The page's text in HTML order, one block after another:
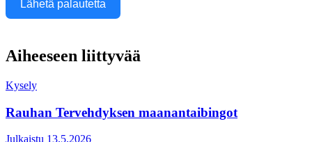
Lähetä palautetta
Aiheeseen liittyvää
Kysely
Rauhan Tervehdyksen maanantaibingot
Julkaistu 13.5.2026